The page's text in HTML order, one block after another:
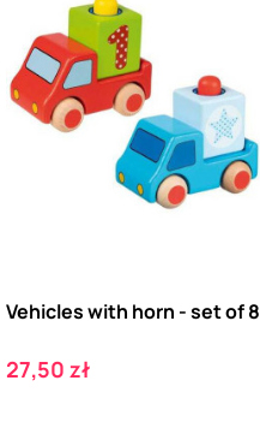
Vehicles with horn - set of 8
Cena
27,50 zł